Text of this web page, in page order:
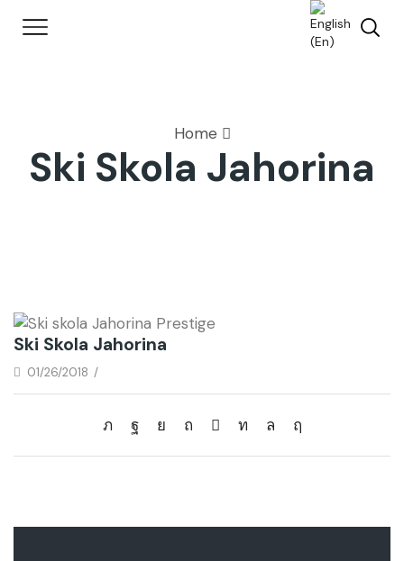
Home
Ski Skola Jahorina
Ski Skola Jahorina
01/26/2018 /